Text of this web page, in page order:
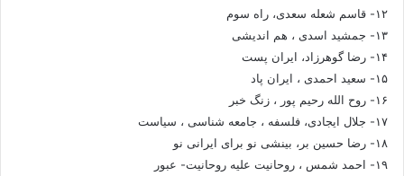
۱۲- قاسم شعله سعدی، راه سوم
۱۳- جمشید اسدی ، هم اندیشی
۱۴- رضا گوهرزاد، ایران پست
۱۵- سعید احمدی ، ایران پاد
۱۶- روح الله رحیم پور ، زنگ خبر
۱۷- جلال ایجادی، فلسفه ، جامعه شناسی ، سیاست
۱۸- رضا حسین بر، بینشی نو برای ایرانی نو
۱۹- احمد شمس ، روحانیت علیه روحانیت- عبور